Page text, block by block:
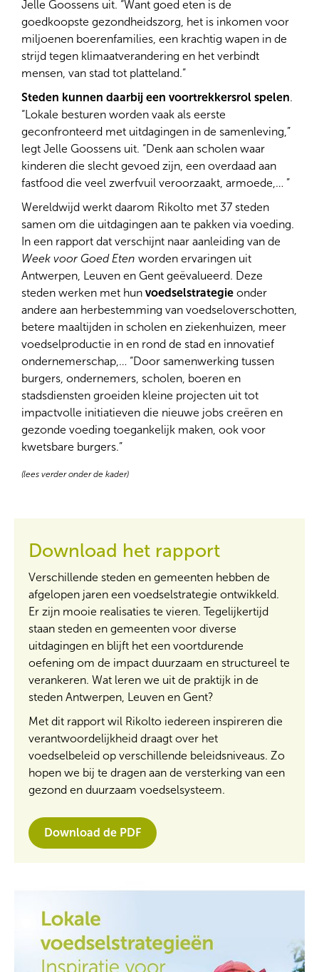
Jelle Goossens uit. “Want goed eten is de
goedkoopste gezondheidszorg, het is inkomen voor
miljoenen boerenfamilies, een krachtig wapen in de
strijd tegen klimaatverandering en het verbindt
mensen, van stad tot platteland.”
Steden kunnen daarbij een voortrekkersrol spelen.
“Lokale besturen worden vaak als eerste
geconfronteerd met uitdagingen in de samenleving,”
legt Jelle Goossens uit. “Denk aan scholen waar
kinderen die slecht gevoed zijn, een overdaad aan
fastfood die veel zwerfvuil veroorzaakt, armoede,… ”
Wereldwijd werkt daarom Rikolto met 37 steden
samen om die uitdagingen aan te pakken via voeding.
In een rapport dat verschijnt naar aanleiding van de
Week voor Goed Eten worden ervaringen uit
Antwerpen, Leuven en Gent geëvalueerd. Deze
steden werken met hun voedselstrategie onder
andere aan herbestemming van voedseloverschotten,
betere maaltijden in scholen en ziekenhuizen, meer
voedselproductie in en rond de stad en innovatief
ondernemerschap,… “Door samenwerking tussen
burgers, ondernemers, scholen, boeren en
stadsdiensten groeiden kleine projecten uit tot
impactvolle initiatieven die nieuwe jobs creëren en
gezonde voeding toegankelijk maken, ook voor
kwetsbare burgers.”
(lees verder onder de kader)
Download het rapport
Verschillende steden en gemeenten hebben de
afgelopen jaren een voedselstrategie ontwikkeld.
Er zijn mooie realisaties te vieren. Tegelijkertijd
staan steden en gemeenten voor diverse
uitdagingen en blijft het een voortdurende
oefening om de impact duurzaam en structureel te
verankeren. Wat leren we uit de praktijk in de
steden Antwerpen, Leuven en Gent?
Met dit rapport wil Rikolto iedereen inspireren die
verantwoordelijkheid draagt over het
voedselbeleid op verschillende beleidsniveaus. Zo
hopen we bij te dragen aan de versterking van een
gezond en duurzaam voedselsysteem.
Download de PDF